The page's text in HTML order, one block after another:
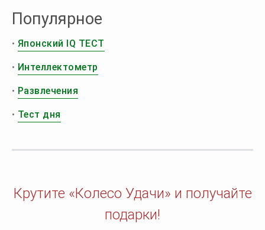
Популярное
• Японский IQ ТЕСТ
• Интеллектометр
• Развлечения
• Тест дня
Крутите «Колесо Удачи» и получайте
подарки!